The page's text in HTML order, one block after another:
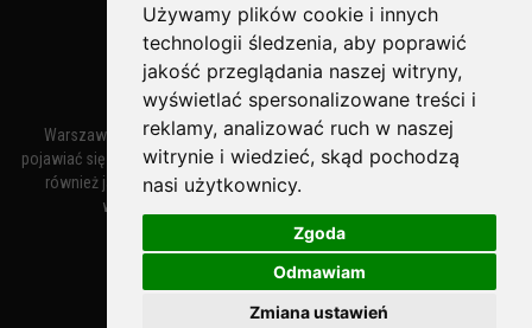
Używamy plików cookie i innych
technologii śledzenia, aby poprawić
jakość przeglądania naszej witryny,
wyświetlać spersonalizowane treści i
reklamy, analizować ruch w naszej
witrynie i wiedzieć, skąd pochodzą
nasi użytkownicy.
Zgoda
Odmawiam
Zmiana ustawień
Warszawa – miasto stołeczne Warszawa. Nazwa miasta zaczęła
pojawiać się w dokumentach w XIV wieku jako Warszewa, a od XV wieku
również jako Warszowa. Zmiana nazwy na Warszawa w XV wieku
wynikała z mazowieckiej wymowy dialektycznej.